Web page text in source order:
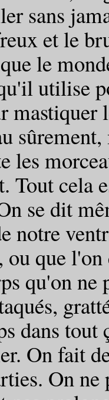
sans
et le
le
utilise
mastiquer
les
Tout cela
se dit
notre
ou que
qu'on
dans
On fait
On